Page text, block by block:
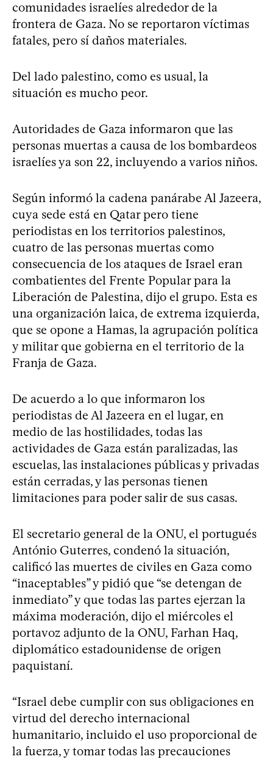
comunidades israelíes alrededor de la
frontera de Gaza. No se reportaron víctimas
fatales, pero sí daños materiales.
Del lado palestino, como es usual, la
situación es mucho peor.
Autoridades de Gaza informaron que las
personas muertas a causa de los bombardeos
israelíes ya son 22, incluyendo a varios niños.
Según informó la cadena panárabe Al Jazeera,
cuya sede está en Qatar pero tiene
periodistas en los territorios palestinos,
cuatro de las personas muertas como
consecuencia de los ataques de Israel eran
combatientes del Frente Popular para la
Liberación de Palestina, dijo el grupo. Esta es
una organización laica, de extrema izquierda,
que se opone a Hamas, la agrupación política
y militar que gobierna en el territorio de la
Franja de Gaza.
De acuerdo a lo que informaron los
periodistas de Al Jazeera en el lugar, en
medio de las hostilidades, todas las
actividades de Gaza están paralizadas, las
escuelas, las instalaciones públicas y privadas
están cerradas, y las personas tienen
limitaciones para poder salir de sus casas.
El secretario general de la ONU, el portugués
António Guterres, condenó la situación,
calificó las muertes de civiles en Gaza como
“inaceptables” y pidió que “se detengan de
inmediato” y que todas las partes ejerzan la
máxima moderación, dijo el miércoles el
portavoz adjunto de la ONU, Farhan Haq,
diplomático estadounidense de origen
paquistaní.
“Israel debe cumplir con sus obligaciones en
virtud del derecho internacional
humanitario, incluido el uso proporcional de
la fuerza, y tomar todas las precauciones